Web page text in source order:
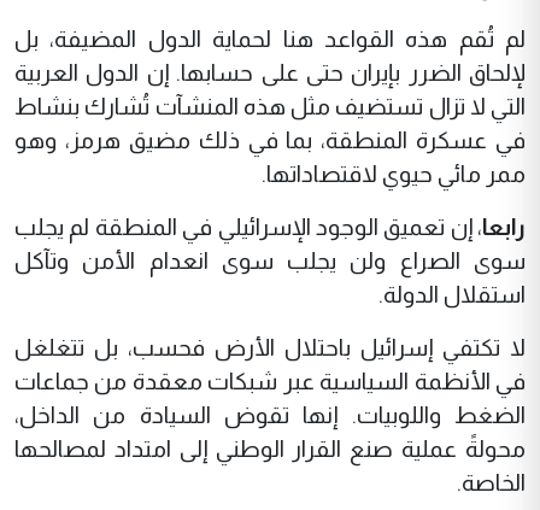
لم تُقم هذه القواعد هنا لحماية الدول المضيفة، بل
لإلحاق الضرر بإيران حتى على حسابها. إن الدول العربية
التي لا تزال تستضيف مثل هذه المنشآت تُشارك بنشاط
في عسكرة المنطقة، بما في ذلك مضيق هرمز، وهو
ممر مائي حيوي لاقتصاداتها.
رابعا، إن تعميق الوجود الإسرائيلي في المنطقة لم يجلب
سوى الصراع ولن يجلب سوى انعدام الأمن وتآكل
استقلال الدولة.
لا تكتفي إسرائيل باحتلال الأرض فحسب، بل تتغلغل
في الأنظمة السياسية عبر شبكات معقدة من جماعات
الضغط واللوبيات. إنها تقوض السيادة من الداخل،
محولةً عملية صنع القرار الوطني إلى امتداد لمصالحها
الخاصة.